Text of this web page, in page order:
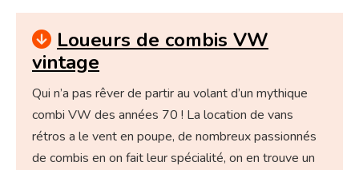
Loueurs de combis VW
vintage
Qui n’a pas rêver de partir au volant d’un mythique
combi VW des années 70 ! La location de vans
rétros a le vent en poupe, de nombreux passionnés
de combis en on fait leur spécialité, on en trouve un